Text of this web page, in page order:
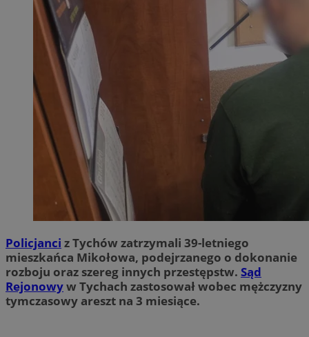
Policjanci z Tychów zatrzymali 39-letniego
mieszkańca Mikołowa, podejrzanego o dokonanie
rozboju oraz szereg innych przestępstw. Sąd
Rejonowyw Tychach zastosował wobec mężczyzny
tymczasowy areszt na 3 miesiące.